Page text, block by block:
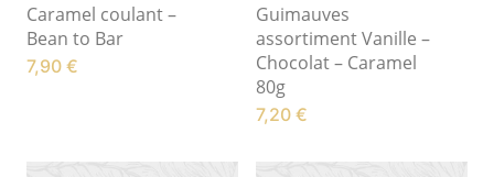
Caramel coulant –
Bean to Bar
7,90 €
Guimauves
assortiment Vanille –
Chocolat – Caramel
80g
7,20 €